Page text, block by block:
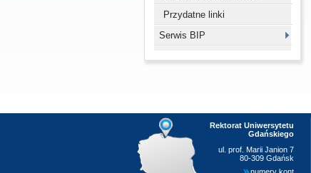
Przydatne linki
Serwis BIP
Rektorat Uniwersytetu
Gdańskiego
ul. prof. Marii Janion 7
80-309 Gdańsk